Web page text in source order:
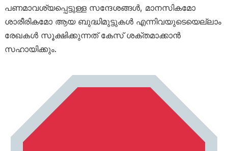
പണമാവശ്യപ്പെട്ടുള്ള സന്ദേശങ്ങൾ, മാനസികമോ
ശാരീരികമോ ആയ ബുദ്ധിമുട്ടുകൾ എന്നിവയുടെയെല്ലാം
രേഖകൾ സൂക്ഷിക്കുന്നത് കേസ് ശക്തമാക്കാൻ
സഹായിക്കും.